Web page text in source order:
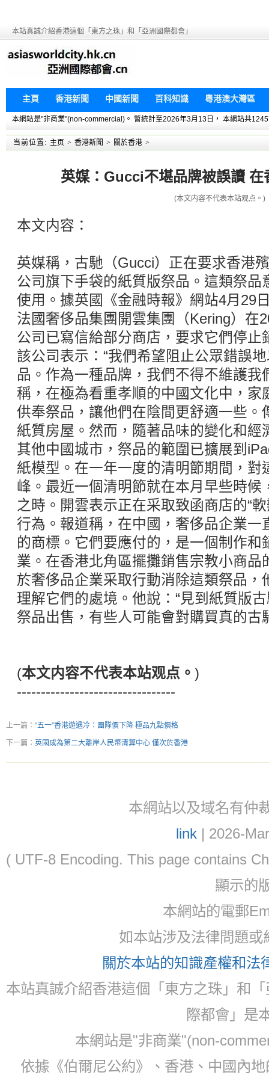
本站真誠介紹香港這個「東方之珠」和「亞洲國際都會」
主頁 香港新聞 中國新聞 百科知識 粵港澳大灣區
本網站是"非商業"(non-commercial)。 暫統計至2026年3月13日， 本網站共
当前位置: 主页 > 香港新聞 > 關於香港 >
英媒：Gucci不堪品牌被誤讀 在
(本文内容不代表本站观点。)
本文内容：
英媒稱，古馳（Gucci）正在要求香港
公司旗下手袋的紙質版祭品。這類祭品
使用。據英國《金融時報》網站4月29
法國奢侈品集團開雲集團（Kering）在
公司已寫信給部分商店，要求它們停止
該公司表示：“我們希望阻止公眾錯誤
品。作為一種品牌，我們不得不維護我
稱，在極為看重孝順的中國文化中，家
供奉祭品，讓他們在陰間更舒適一些。
紙質房屋。然而，隨著品味的變化和經
其他中國城市，祭品的範圍已擴展到
紙模型。在一年一度的清明節期間，對
峰。最近一個清明節就在本月早些時候
之時。開雲表示正在采取致函商店的“
行為。報道稱，在中國，奢侈品企業一
的商標。它們要應付的，是一個制作和
業。在香港北角區擺攤銷售宗教小商品
於奢侈品企業采取行動消除這類祭品，
理解它們的處境。他說：“見到紙質版
祭品出售，有些人可能會對購買真的古
(本文内容不代表本站观点。 )
---------------------------------
上一篇： “五一”香港遊遇冷：團隊價下降 極品九點價格
下一篇： 英國成為第二大離岸人民幣清算中心 僅次於香港
本網站以及域名有仲
link| 2026-
( UTF-8 Encoding. This page contains
顯示的
本網站的電郵
如本站涉及法律問題
關於本站的知識產權和法
本站真誠介紹香港這個「東方之珠」和
際都會」是
本網站是"非商業"(non-
依據《伯爾尼公約》、香港、中國內